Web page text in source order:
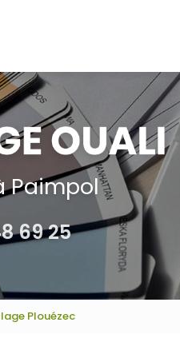
Paimpol
69 25
Plouézec